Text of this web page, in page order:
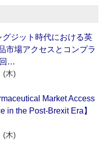
グジット時代における英
市場アクセスとコンプラ
…
(木)
Market Access
in the Post-Brexit Era】
(木)